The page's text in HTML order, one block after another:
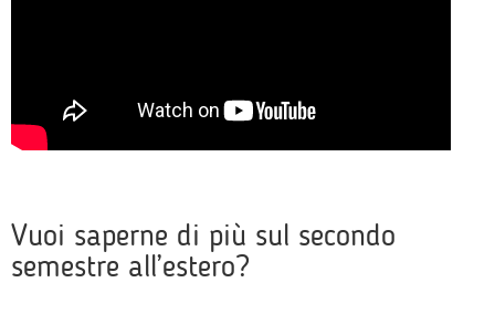
Vuoi saperne di più sul secondo
semestre all’estero?